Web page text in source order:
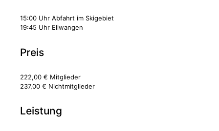
15:00 Uhr Abfahrt im Skigebiet
19:45 Uhr Ellwangen
Preis
222,00 € Mitglieder
237,00 € Nichtmitglieder
Leistung